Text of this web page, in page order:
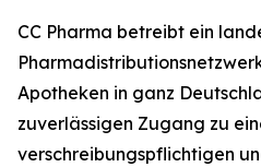
CC Pharma betreibt ein
Apotheken in ganz
zuverlässigen Zugang zu
verschreibungspflichtigen